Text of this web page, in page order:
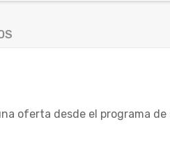
oferta desde el programa de